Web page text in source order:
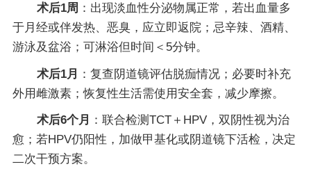
术后1周 ：出现淡血性分泌物属正常，若出血量多
于月经或伴发热、恶臭，应立即返院；忌辛辣、酒精、
游泳及盆浴；可淋浴但时间＜5分钟。
术后1月
：复查阴道镜评估脱痂情况；必要时补充
外用雌激素；恢复性生活需使用安全套，减少摩擦。
术后6个月
：联合检测TCT＋HPV，双阴性视为治
愈；若HPV仍阳性，加做甲基化或阴道镜下活检，决定
二次干预方案。